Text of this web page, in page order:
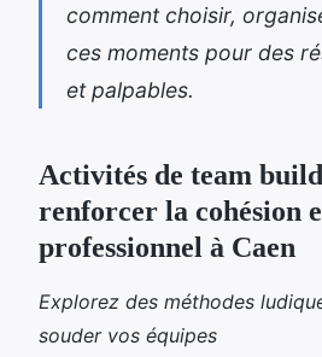
comment choisir,
ces moments pour des
et palpables.
Activités de team
renforcer la cohésion
professionnel à Caen
Explorez des méthodes
souder vos équipes